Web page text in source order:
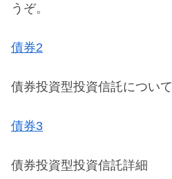
うぞ。
債券2
債券投資型投資信託について
債券3
債券投資型投資信託詳細